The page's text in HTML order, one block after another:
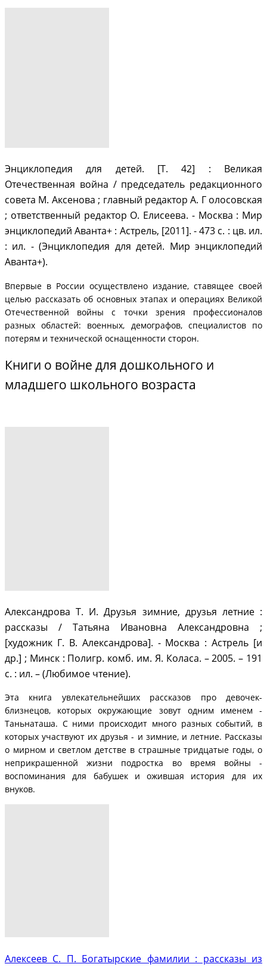
Энциклопедия для детей. [Т. 42] : Великая
Отечественная война / председатель редакционного
совета М. Аксенова ; главный редактор А. Г олосовская
; ответственный редактор О. Елисеева. - Москва : Мир
энциклопедий Аванта+ : Астрель, [2011]. - 473 с. : цв. ил.
: ил. - (Энциклопедия для детей. Мир энциклопедий
Аванта+).
Впервые в России осуществлено издание, ставящее своей
целью рассказать об основных этапах и операциях Великой
Отечественной войны с точки зрения профессионалов
разных областей: военных, демографов, специалистов по
потерям и технической оснащенности сторон.
Книги о войне для дошкольного и
младшего школьного возраста
Александрова Т. И. Друзья зимние, друзья летние :
рассказы / Татьяна Ивановна Александровна ;
[художник Г. В. Александрова]. - Москва : Астрель [и
др.] ; Минск : Полигр. комб. им. Я. Коласа. – 2005. – 191
с. : ил. – (Любимое чтение).
Эта книга увлекательнейших рассказов про девочек-
близнецов, которых окружающие зовут одним именем -
Таньнаташа. С ними происходит много разных событий, в
которых участвуют их друзья - и зимние, и летние. Рассказы
о мирном и светлом детстве в страшные тридцатые годы, о
неприкрашенной жизни подростка во время войны -
воспоминания для бабушек и ожившая история для их
внуков.
Алексеев С. П. Богатырские фамилии : рассказы из